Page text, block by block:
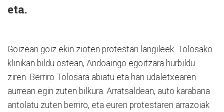
eta.
Goizean goiz ekin zioten protestari langileek. Tolosako
klinikan bildu ostean, Andoaingo egoitzara hurbildu
ziren. Berriro Tolosara abiatu eta han udaletxearen
aurrean egin zuten bilkura. Arratsaldean, auto karabana
antolatu zuten berriro, eta euren protestaren arrazoiak